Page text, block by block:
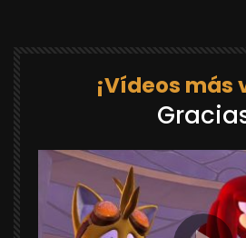
¡Vídeos más